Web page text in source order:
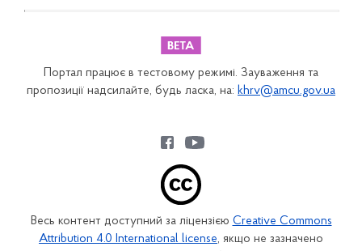
Портал працює в тестовому режимі. Зауваження та
пропозиції надсилайте, будь ласка, на: khrv@amcu.gov.ua
Весь контент доступний за ліцензією Creative Commons
Attribution 4.0 International license, якщо не зазначено